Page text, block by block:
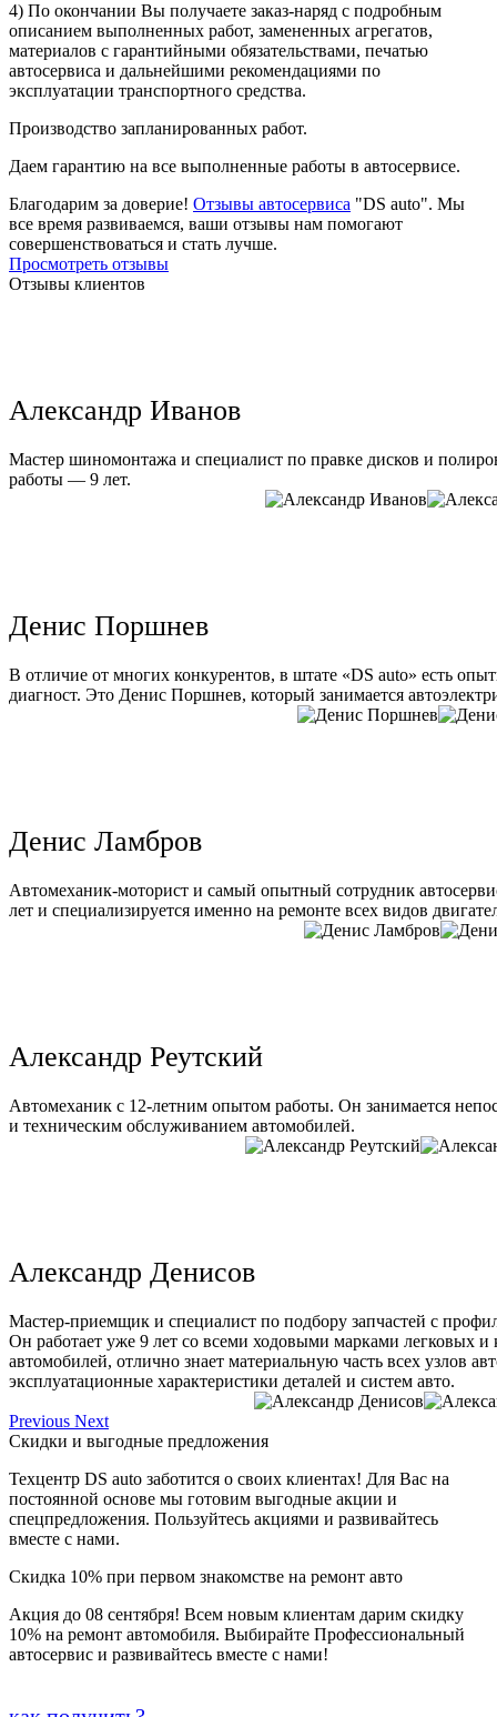
4) По окончании Вы получаете заказ-наряд с подробным
описанием выполненных работ, замененных агрегатов,
материалов с гарантийными обязательствами, печатью
автосервиса и дальнейшими рекомендациями по
эксплуатации транспортного средства.
Производство запланированных работ.
Даем гарантию на все выполненные работы в автосервисе.
Благодарим за доверие! Отзывы автосервиса "DS auto". Мы
все время развиваемся, ваши отзывы нам помогают
совершенствоваться и стать лучше.
Просмотреть отзывы
Отзывы клиентов
Александр Иванов
Мастер шиномонтажа и специалист по правке дисков и
работы — 9 лет.
Денис Поршнев
В отличие от многих конкурентов, в штате «DS auto» есть
диагност. Это Денис Поршнев, который занимается
Денис Ламбров
Автомеханик-моторист и самый опытный сотрудник
лет и специализируется именно на ремонте всех видов
Александр Реутский
Автомеханик с 12-летним опытом работы. Он занимается
и техническим обслуживанием автомобилей.
Александр Денисов
Мастер-приемщик и специалист по подбору запчастей с
Он работает уже 9 лет со всеми ходовыми марками легковых и
автомобилей, отлично знает материальную часть всех узлов
эксплуатационные характеристики деталей и систем авто.
Previous Next
Скидки и выгодные предложения
Техцентр DS auto заботится о своих клиентах! Для Вас на
постоянной основе мы готовим выгодные акции и
спецпредложения. Пользуйтесь акциями и развивайтесь
вместе с нами.
Скидка 10% при первом знакомстве на ремонт авто
Акция до 08 сентября! Всем новым клиентам дарим скидку
10% на ремонт автомобиля. Выбирайте Профессиональный
автосервис и развивайтесь вместе с нами!